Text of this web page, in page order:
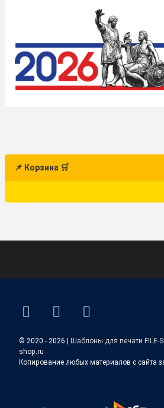
📌 Корзина 🛒
ВКонтакте
YouTube
E-mail
© 2020 - 2026 | Шаблоны для печати FILE-
shop.ru
Копирование любых материалов с сайта